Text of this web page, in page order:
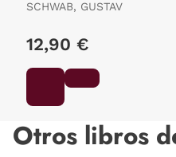
SCHWAB, GUSTAV
12,90 €
Otros libros